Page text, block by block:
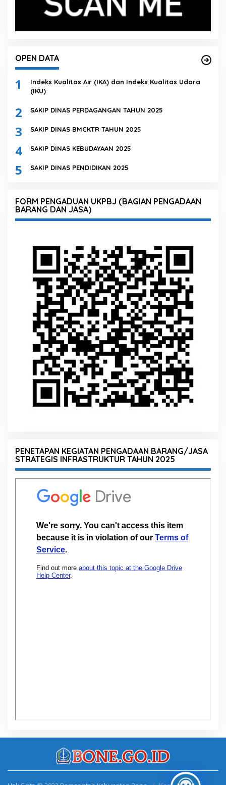
OPEN DATA
1
Indeks Kualitas Air (IKA) dan Indeks Kualitas Udara
(IKU)
2 SAKIP DINAS PERDAGANGAN TAHUN 2025
3 SAKIP DINAS BMCKTR TAHUN 2025
4 SAKIP DINAS KEBUDAYAAN 2025
5 SAKIP DINAS PENDIDIKAN 2025
FORM PENGADUAN UKPBJ (BAGIAN PENGADAAN
BARANG DAN JASA)
PENETAPAN KEGIATAN PENGADAAN BARANG/JASA
STRATEGIS INFRASTRUKTUR TAHUN 2025